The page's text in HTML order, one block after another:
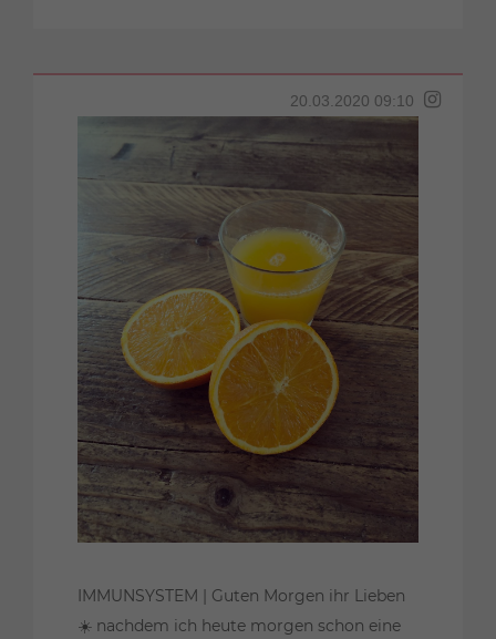
20.03.2020 09:10
IMMUNSYSTEM | Guten Morgen ihr Lieben
☀️ nachdem ich heute morgen schon eine